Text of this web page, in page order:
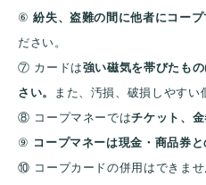
⑥紛失、盗難の間に他者にコー
ださい。
⑦ カードは強い磁気を帯びたもの
さい。
また、汚損、破損しやすい
⑧ コープマネーではチケット、
⑨ コープマネーは現金・商品券
⑩ コープカードの併用はできま